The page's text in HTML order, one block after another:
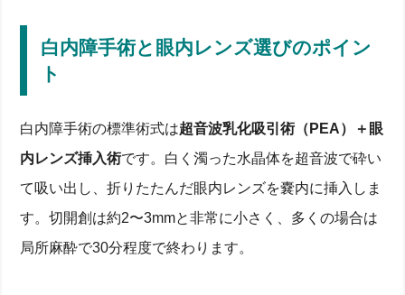
白内障手術と眼内レンズ選びのポイン
ト
白内障手術の標準術式は超音波乳化吸引術（PEA）＋眼
内レンズ挿入術です。白く濁った水晶体を超音波で砕い
て吸い出し、折りたたんだ眼内レンズを嚢内に挿入しま
す。切開創は約2〜3mmと非常に小さく、多くの場合は
局所麻酔で30分程度で終わります。